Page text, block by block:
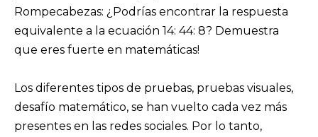
Rompecabezas: ¿Podrías encontrar la respuesta
equivalente a la ecuación 14: 44: 8? Demuestra
que eres fuerte en matemáticas!
Los diferentes tipos de pruebas, pruebas visuales,
desafío matemático, se han vuelto cada vez más
presentes en las redes sociales. Por lo tanto,